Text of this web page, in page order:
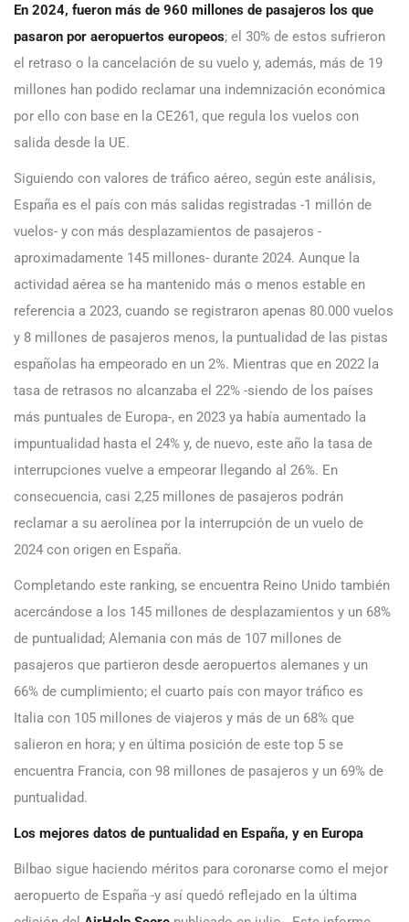
En 2024, fueron más de 960 millones de pasajeros los que
pasaron por aeropuertos europeos; el 30% de estos sufrieron
el retraso o la cancelación de su vuelo y, además, más de 19
millones han podido reclamar una indemnización económica
por ello con base en la CE261, que regula los vuelos con
salida desde la UE.
Siguiendo con valores de tráfico aéreo, según este análisis,
España es el país con más salidas registradas -1 millón de
vuelos- y con más desplazamientos de pasajeros -
aproximadamente 145 millones- durante 2024. Aunque la
actividad aérea se ha mantenido más o menos estable en
referencia a 2023, cuando se registraron apenas 80.000 vuelos
y 8 millones de pasajeros menos, la puntualidad de las pistas
españolas ha empeorado en un 2%. Mientras que en 2022 la
tasa de retrasos no alcanzaba el 22% -siendo de los países
más puntuales de Europa-, en 2023 ya había aumentado la
impuntualidad hasta el 24% y, de nuevo, este año la tasa de
interrupciones vuelve a empeorar llegando al 26%. En
consecuencia, casi 2,25 millones de pasajeros podrán
reclamar a su aerolínea por la interrupción de un vuelo de
2024 con origen en España.
Completando este ranking, se encuentra Reino Unido también
acercándose a los 145 millones de desplazamientos y un 68%
de puntualidad; Alemania con más de 107 millones de
pasajeros que partieron desde aeropuertos alemanes y un
66% de cumplimiento; el cuarto país con mayor tráfico es
Italia con 105 millones de viajeros y más de un 68% que
salieron en hora; y en última posición de este top 5 se
encuentra Francia, con 98 millones de pasajeros y un 69% de
puntualidad.
Los mejores datos de puntualidad en España, y en Europa
Bilbao sigue haciendo méritos para coronarse como el mejor
aeropuerto de España -y así quedó reflejado en la última